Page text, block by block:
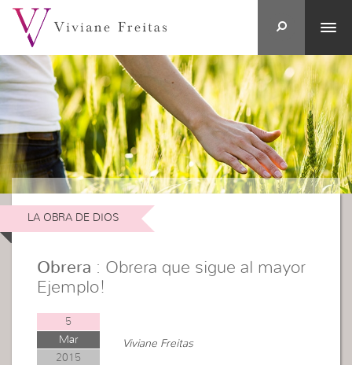
LA OBRA DE DIOS
Obrera : Obrera que sigue al mayor
Ejemplo!
5
Mar
2015
Viviane Freitas